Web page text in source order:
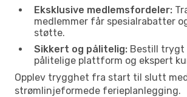
Eksklusive medlemsfordeler:
medlemmer får spesialrabatter
støtte.
Sikkert og pålitelig: Bestill trygt
pålitelige plattform og ekspert
Opplev trygghet fra start til slutt
strømlinjeformede ferieplanlegging.